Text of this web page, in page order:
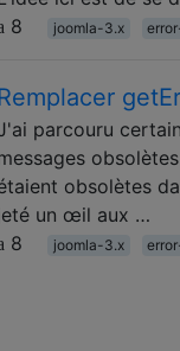
8
joomla-3.x
parcouru
obsolètes
un œil aux …
8
joomla-3.x